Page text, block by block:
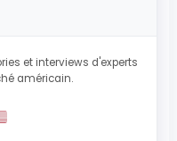
et interviews d'experts
américain.